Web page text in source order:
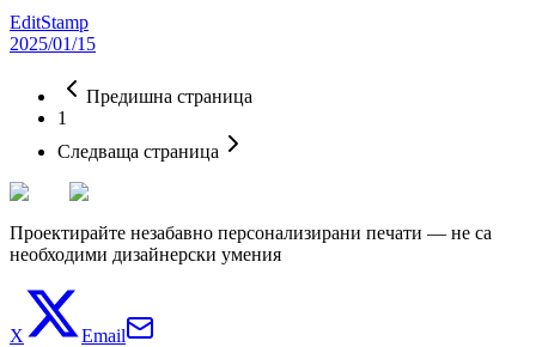
EditStamp
2025/01/15
Предишна страница
1
Следваща страница
Проектирайте незабавно персонализирани печати — не са
необходими дизайнерски умения
X
Email